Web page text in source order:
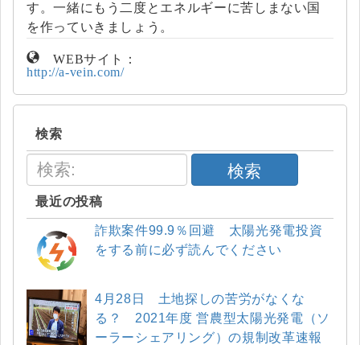
す。一緒にもう二度とエネルギーに苦しまない国
を作っていきましょう。
WEBサイト：
http://a-vein.com/
検索
検索
最近の投稿
詐欺案件99.9％回避 太陽光発電投資
をする前に必ず読んでください
4月28日 土地探しの苦労がなくな
る？ 2021年度 営農型太陽光発電（ソ
ーラーシェアリング）の規制改革速報